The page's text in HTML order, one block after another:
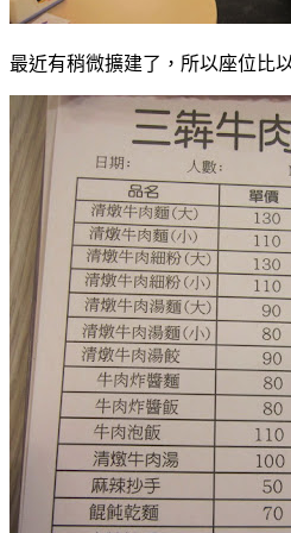
最近有稍微擴建了，所以座位比